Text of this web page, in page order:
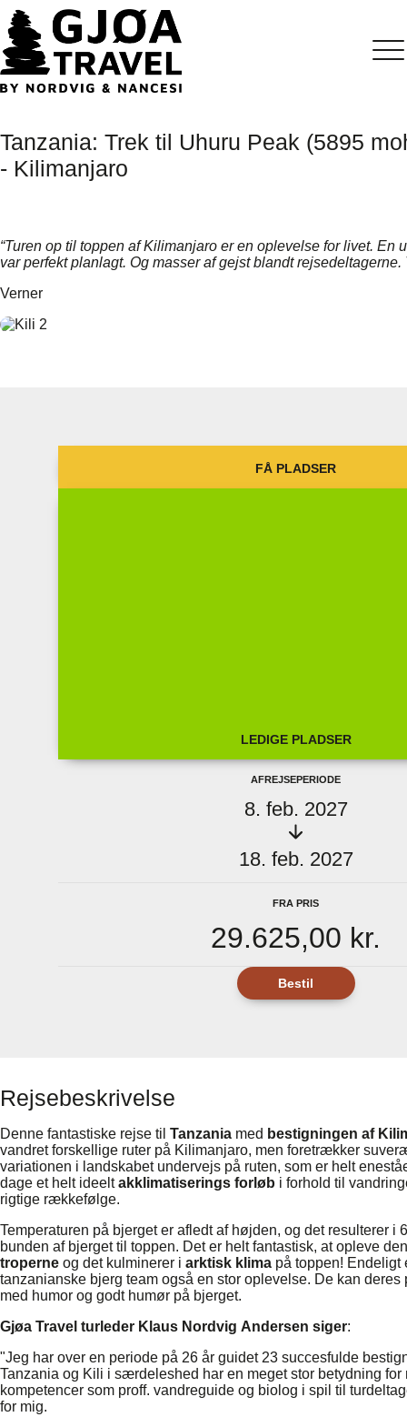
Tanzania: Trek til Uhuru Peak (5895
- Kilimanjaro
“Turen op til toppen af Kilimanjaro er en oplevelse for livet.
var perfekt planlagt. Og masser af gejst blandt
Verner
Få pladser
Ledige pladser
Afrejseperiode
8. feb. 2027
18. feb. 2027
Fra pris
29.625,00 kr.
Bestil
Rejsebeskrivelse
Denne fantastiske rejse til Tanzania med bestigningen af
vandret forskellige ruter på Kilimanjaro, men foretrækker
variationen i landskabet undervejs på ruten, som er helt
dage et helt ideeltakklimatiserings forløb i forhold til
rigtige rækkefølge.
Temperaturen på bjerget er afledt af højden, og det resulterer i
bunden af bjerget til toppen. Det er helt fantastisk, at opleve
troperne og det kulminerer i arktisk klima på toppen!
tanzanianske bjerg team også en stor oplevelse. De kan
med humor og godt humør på bjerget.
Gjøa Travel turleder Klaus Nordvig Andersen siger:
"Jeg har over en periode på 26 år guidet 23 succesfulde
Tanzania og Kili i særdeleshed har en meget stor betydning
kompetencer som proff. vandreguide og biolog i spil til
for mig.